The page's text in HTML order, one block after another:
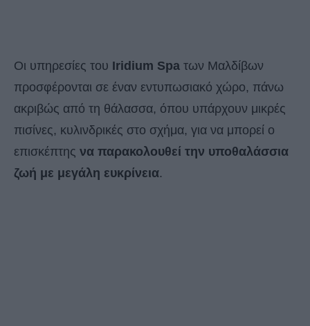
Οι υπηρεσίες του Iridium Spa των Μαλδίβων
προσφέρονται σε έναν εντυπωσιακό χώρο, πάνω
ακριβώς από τη θάλασσα, όπου υπάρχουν μικρές
πισίνες, κυλινδρικές στο σχήμα, για να μπορεί ο
επισκέπτης να παρακολουθεί την υποθαλάσσια
ζωή με μεγάλη ευκρίνεια.